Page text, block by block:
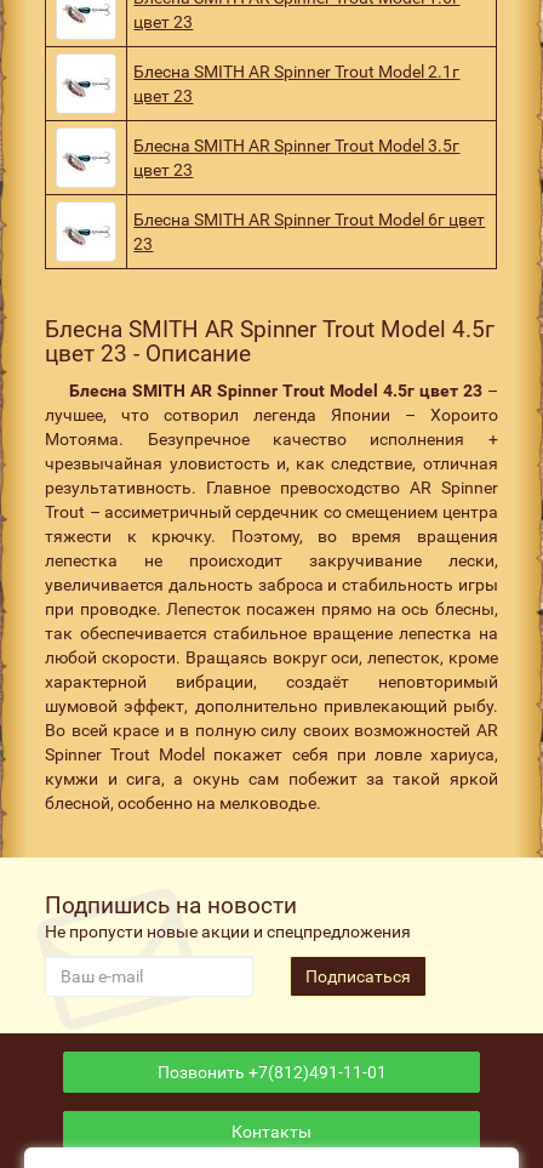
цвет 23
Блесна SMITH AR Spinner Trout Model 2.1г
цвет 23
Блесна SMITH AR Spinner Trout Model 3.5г
цвет 23
Блесна SMITH AR Spinner Trout Model 6г цвет
23
Блесна SMITH AR Spinner Trout Model 4.5г
цвет 23 - Описание
Блесна SMITH AR Spinner Trout Model 4.5г цвет 23–
лучшее, что сотворил легенда Японии – Хороито
Мотояма. Безупречное качество исполнения +
чрезвычайная уловистость и, как следствие, отличная
результативность. Главное превосходство AR Spinner
Trout – ассиметричный сердечник со смещением центра
тяжести к крючку. Поэтому, во время вращения
лепестка не происходит закручивание лески,
увеличивается дальность заброса и стабильность игры
при проводке. Лепесток посажен прямо на ось блесны,
так обеспечивается стабильное вращение лепестка на
любой скорости. Вращаясь вокруг оси, лепесток, кроме
характерной вибрации, создаёт неповторимый
шумовой эффект, дополнительно привлекающий рыбу.
Во всей красе и в полную силу своих возможностей AR
Spinner Trout Model покажет себя при ловле хариуса,
кумжи и сига, а окунь сам побежит за такой яркой
блесной, особенно на мелководье.
Подпишись на новости
Не пропусти новые акции и спецпредложения
Подписаться
Позвонить +7(812)491-11-01
Контакты